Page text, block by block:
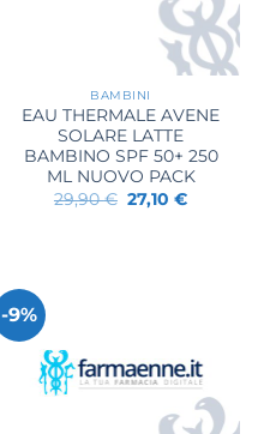
BAMBINI
EAU THERMALE AVENE
SOLARE LATTE
BAMBINO SPF 50+ 250
ML NUOVO PACK
29,90€ Il
prezzo
27,10€Il
-9%